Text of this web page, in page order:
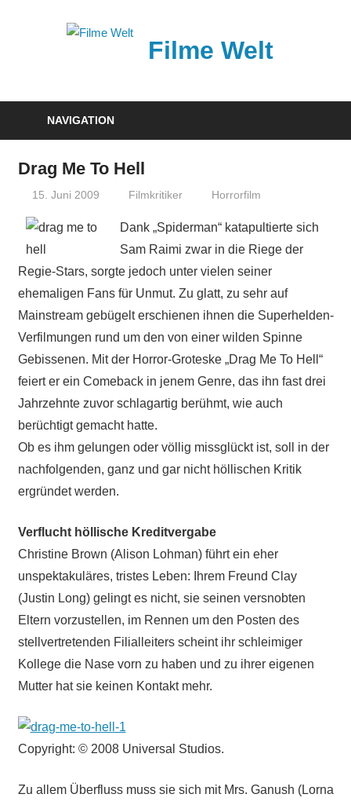
Filme Welt
aktuellen
Kinofilmen
NAVIGATION
Drag Me To Hell
15. Juni 2009 Filmkritiker Horrorfilm
Dank „Spiderman“ katapultierte sich
Sam Raimi zwar in die Riege der
Regie-Stars, sorgte jedoch unter vielen seiner
ehemaligen Fans für Unmut. Zu glatt, zu sehr auf
Mainstream gebügelt erschienen ihnen die Superhelden-
Verfilmungen rund um den von einer wilden Spinne
Gebissenen. Mit der Horror-Groteske „Drag Me To Hell“
feiert er ein Comeback in jenem Genre, das ihn fast drei
Jahrzehnte zuvor schlagartig berühmt, wie auch
berüchtigt gemacht hatte.
Ob es ihm gelungen oder völlig missglückt ist, soll in der
nachfolgenden, ganz und gar nicht höllischen Kritik
ergründet werden.
Verflucht höllische Kreditvergabe
Christine Brown (Alison Lohman) führt ein eher
unspektakuläres, tristes Leben: Ihrem Freund Clay
(Justin Long) gelingt es nicht, sie seinen versnobten
Eltern vorzustellen, im Rennen um den Posten des
stellvertretenden Filialleiters scheint ihr schleimiger
Kollege die Nase vorn zu haben und zu ihrer eigenen
Mutter hat sie keinen Kontakt mehr.
Copyright: © 2008 Universal Studios.
Zu allem Überfluss muss sie sich mit Mrs. Ganush (Lorna